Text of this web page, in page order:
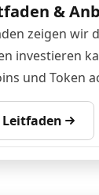
&
zeigen wir
investieren
und Token